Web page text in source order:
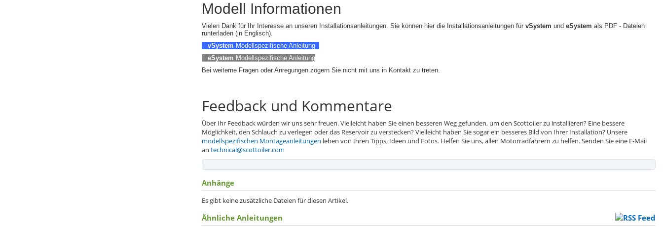
Modell Informationen
Vielen Dank für Ihr Interesse an unseren Installationsanleitungen. Sie können hier die Installationsanleitungen fürvSystem undeSystem als PDF - Dateien
runterladen (in Englisch).
vSystem Modellspezifische Anleitung
eSystem Modellspezifische Anleitung
Bei weiterne Fragen oder Anregungen zögern Sie nicht mit uns in Kontakt zu treten.
Feedback und Kommentare
Über Ihr Feedback würden wir uns sehr freuen. Vielleicht haben Sie einen besseren Weg gefunden, um den Scottoiler zu installieren? Eine bessere
Möglichkeit, den Schlauch zu verlegen oder das Reservoir zu verstecken? Vielleicht haben Sie sogar ein besseres Bild von Ihrer Installation? Unsere
modellspezifischen Montageanleitungen leben von Ihren Tipps, Ideen und Fotos. Helfen Sie uns, allen Motorradfahrern zu helfen. Senden Sie eine E-Mail
antechnical@scottoiler.com
Anhänge
Es gibt keine zusätzliche Dateien für diesen Artikel.
Ähnliche Anleitungen